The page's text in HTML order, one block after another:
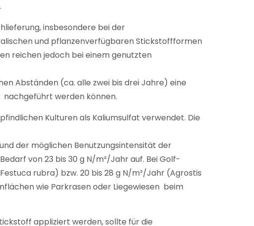
insbesondere bei der
und pflanzenverfügbaren Stickstoffformen
reichen jedoch bei einem genutzten
Abständen (ca. alle zwei bis drei Jahre) eine
nachgeführt werden können.
Kulturen als Kaliumsulfat verwendet. Die
der möglichen Benutzungsintensität der
von 23 bis 30 g N/m²/Jahr auf. Bei Golf-
rubra) bzw. 20 bis 28 g N/m²/Jahr (Agrostis
wie Parkrasen oder Liegewiesen beim
appliziert werden, sollte für die